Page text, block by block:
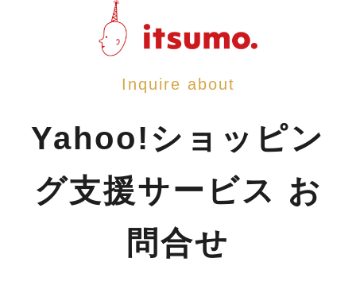
Inquire about
Yahoo!ショッピン
グ支援サービス お
問合せ